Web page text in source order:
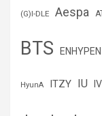
(G)I-DLE Aespa
BTS ENHYPEN
HyunA ITZY IU